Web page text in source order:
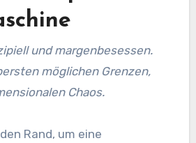
und margenbesessen.
möglichen Grenzen,
Chaos.
Rand, um eine